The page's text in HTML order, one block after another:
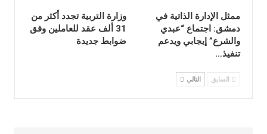
ممثل الإدارة الذاتية في
دمشق: اجتماع “عبدي
والشرع” إيجابي ويدعم
تنفيذ…
وزارة التربية تجدد أكثر من
31 ألف عقد للعاملين وفق
ضوابط جديدة
السابق التالي